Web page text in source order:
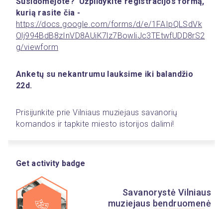
https://docs.google.com/forms/d/e/1FAIpQLSdVk
Olj994BdB8zInVD8AUiK7lz7BowliJc3TEtwfUDD8rS2
g/viewform
Anketų su nekantrumu lauksime iki balandžio
22d.
Prisijunkite prie Vilniaus muziejaus savanorių
komandos ir tapkite miesto istorijos dalimi!
Get activity badge
Savanorystė Vilniaus
muziejaus bendruomenė